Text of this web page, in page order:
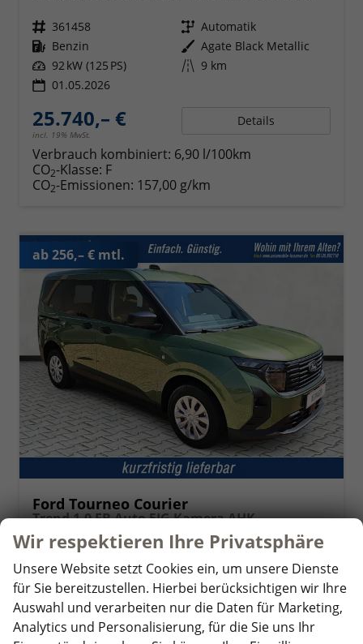
Fahrzeugnr. 361458 Getriebe Automatik
Kraftstoff Benzin Außenfarbe Agate Black Metallic
Leistung 92 kW (125 PS) Kilometerstand 9 km
01.05.2026
25.740,– €
incl. 19% MwSt.
Details
Verbrauch kombiniert: 6,90 l/100km
CO2-Klasse: F
CO2-Emissionen: 157,00 g/km
ab 256,– € mtl.
Ford Tourneo Courier
Trend 1.0 EB Auto 5JG Kamera AHK
unverbindliche Lieferzeit: 5 Wochen Fahrzeug mit Tageszulassung
Fahrzeugnr. 358221 GetriebeAutomatik
Kraftstoff Benzin Außenfarbe Bursting Green Metallic
Leistung 92 kW (125 PS) Kilometerstand 9 km
01.05.2026
Wir respektieren Ihre Privatsphäre
Unsere Website setzt Cookies ein, um unsere Dienste
für Sie bereitzustellen. Hierbei berücksichtigen wir Ihre
Auswahl und verarbeiten nur die Daten für Marketing,
Analytics und Personalisierung, für die Sie uns Ihr